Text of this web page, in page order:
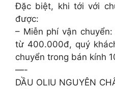
Đặc biệt, khi tới với
được:
– Miễn phí vận
từ 400.000đ, quý
chuyển trong bán kính
—-
DẦU OLIU NGUYÊN